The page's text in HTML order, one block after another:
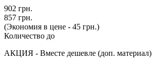
902 грн.
857 грн.
(Экономия в цене - 45 грн.)
Количество до
АКЦИЯ - Вместе дешевле (доп. материал)